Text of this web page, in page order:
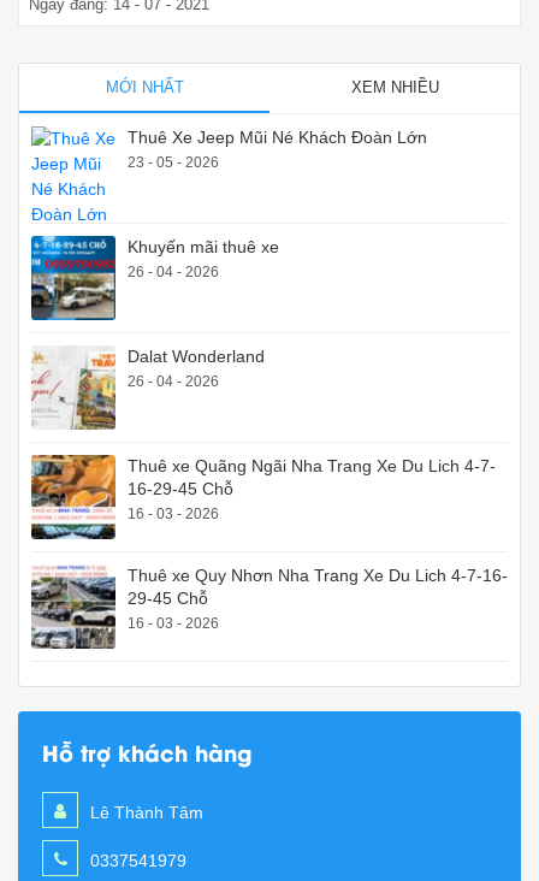
Ngày đăng: 14 - 07 - 2021
MỚI NHẤT XEM NHIỀU
Thuê Xe Jeep Mũi Né Khách Đoàn Lớn
23 - 05 - 2026
Khuyến mãi thuê xe
26 - 04 - 2026
Dalat Wonderland
26 - 04 - 2026
Thuê xe Quãng Ngãi Nha Trang Xe Du Lich 4-7-
16-29-45 Chỗ
16 - 03 - 2026
Thuê xe Quy Nhơn Nha Trang Xe Du Lich 4-7-16-
29-45 Chỗ
16 - 03 - 2026
Hỗ trợ khách hàng
Lê Thành Tâm
0337541979